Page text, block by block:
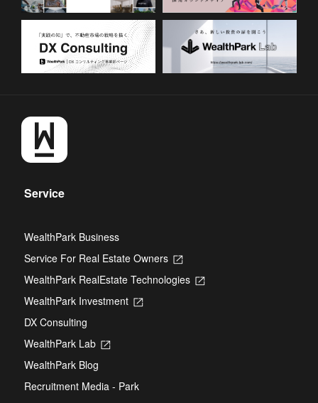
Service
WealthPark Business
Service For Real Estate Owners
Opens
a
WealthPark RealEstate Technologies
Opens
WealthPark Investment
Opens
DX Consulting
WealthPark Lab
Opens
new
tab
WealthPark Blog
Recruitment Media - Park